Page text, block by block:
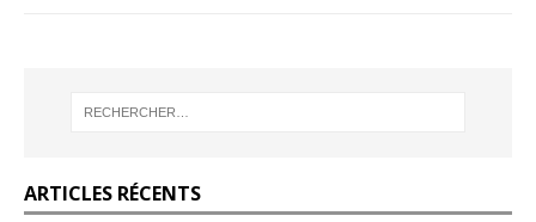
ARTICLES RÉCENTS